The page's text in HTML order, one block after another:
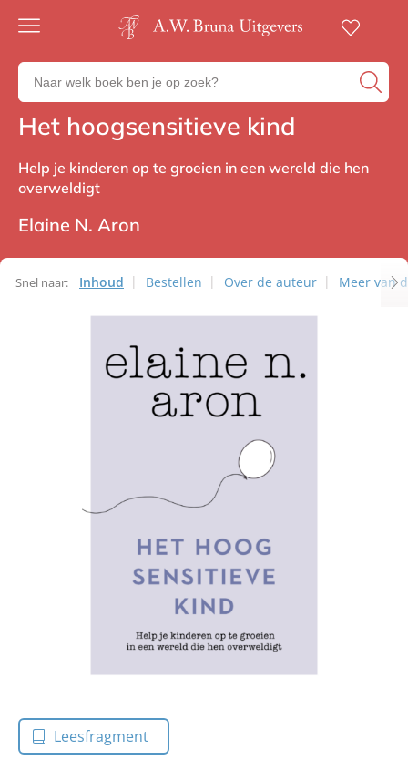
Gratis
23:00
besteld,
volgende
in huis
Veilig
Gratis
Zoeken
naar
auteurs
uitgevers
Non-fictie
Het hoogsensitieve kind
Help je kinderen op te groeien in een wereld die hen
overweldigt
Elaine N. Aron
Snel naar: Inhoud Bestellen Over de auteur Meer van
Leesfragment